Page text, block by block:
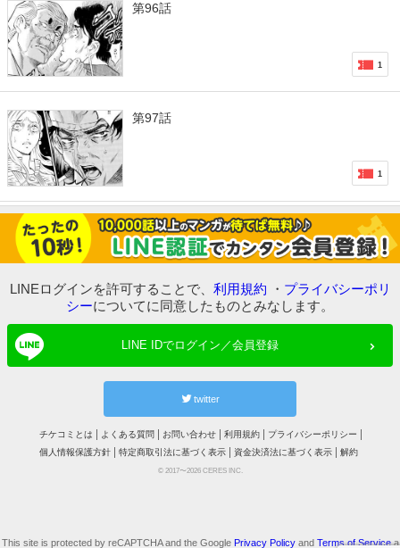
第96話
1
第97話
1
LINEログインを許可することで、 利用規約 ・ プライバシーポリ
シーについてに同意したものとみなします。
LINE IDでログイン／会員登録
twitter
チケコミとは よくある質問 お問い合わせ 利用規約
プライバシーポリシー
個人情報保護方針
特定商取引法に基づく表示 資金決済法に基づく表示 解約
© 2017〜2026 CERES INC.
This site is protected by reCAPTCHA and the Google Privacy Policyand Terms of Servicea